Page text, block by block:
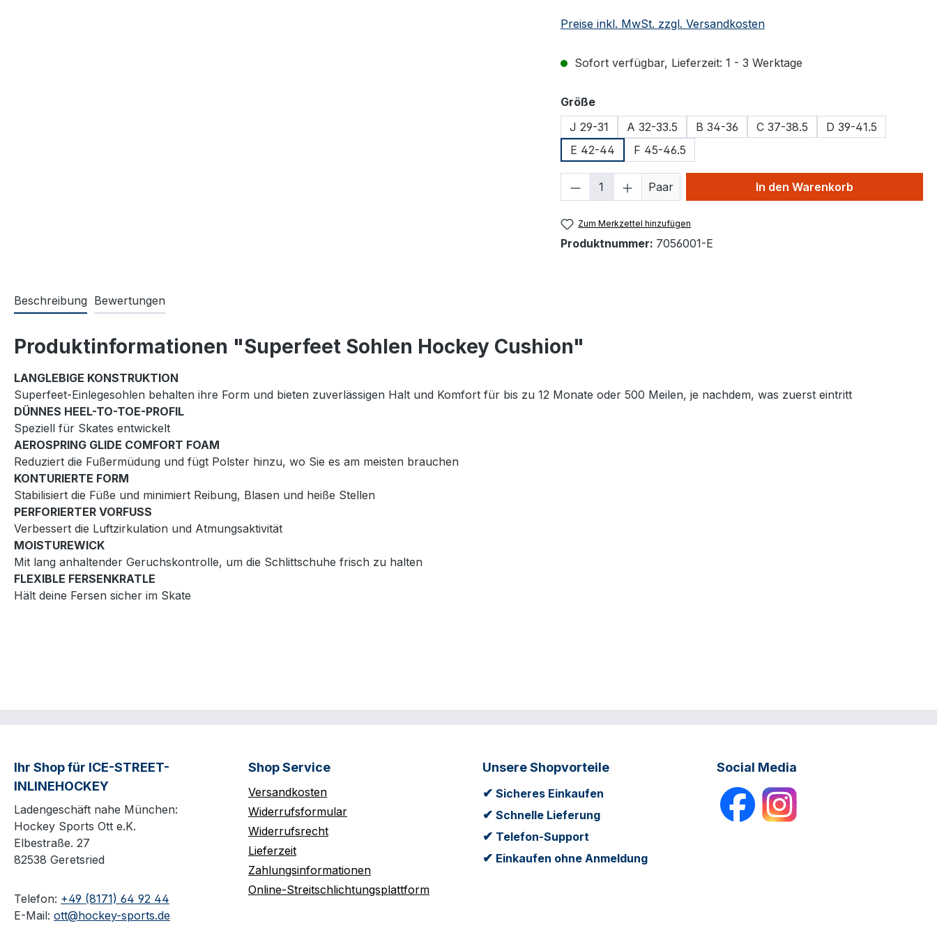
Preise inkl. MwSt. zzgl. Versandkosten
Sofort verfügbar, Lieferzeit: 1 - 3 Werktage
Größeauswählen
J 29-31
A 32-33.5 B 34-36 C 37-38.5
D 39-41.5
E 42-44
F 45-46.5
Produkt Anzahl: Gib den gewünschten Wert
Paar In den Warenkorb
Zum Merkzettel hinzufügen
Produktnummer: 7056001-E
Beschreibung Bewertungen
Produktinformationen "Superfeet Sohlen Hockey Cushion"
LANGLEBIGE KONSTRUKTION
Superfeet-Einlegesohlen behalten ihre Form und bieten zuverlässigen Halt und Komfort für bis zu 12 Monate oder 500 Meilen, je nachdem, was zuerst eintritt
DÜNNES HEEL-TO-TOE-PROFIL
Speziell für Skates entwickelt
AEROSPRING GLIDE COMFORT FOAM
Reduziert die Fußermüdung und fügt Polster hinzu, wo Sie es am meisten brauchen
KONTURIERTE FORM
Stabilisiert die Füße und minimiert Reibung, Blasen und heiße Stellen
PERFORIERTER VORFUSS
Verbessert die Luftzirkulation und Atmungsaktivität
MOISTUREWICK
Mit lang anhaltender Geruchskontrolle, um die Schlittschuhe frisch zu halten
FLEXIBLE FERSENKRATLE
Hält deine Fersen sicher im Skate
Ihr Shop für ICE-STREET-
INLINEHOCKEY
Ladengeschäft nahe München:
Hockey Sports Ott e.K.
Elbestraße. 27
82538 Geretsried
Telefon: +49 (8171) 64 92 44
E-Mail: ott@hockey-sports.de
Shop Service
Versandkosten
Widerrufsformular
Widerrufsrecht
Lieferzeit
Zahlungsinformationen
Online-Streitschlichtungsplattform
Unsere Shopvorteile
✔ Sicheres Einkaufen
✔ Schnelle Lieferung
✔ Telefon-Support
✔ Einkaufen ohne Anmeldung
Social Media